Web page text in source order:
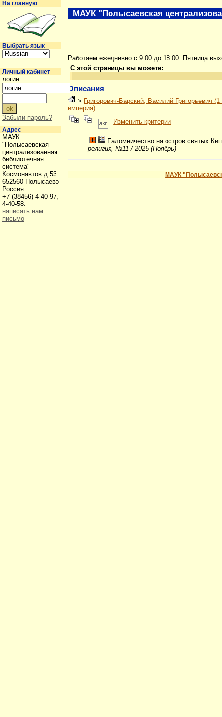
Работаем ежедневно с 9:00 до 18:00. Пятница
С этой страницы вы можете:
Описания
> Григорович-Барский, Василий Григорьевич
империя)
Изменить критерии
Паломничество на остров святых
религия, №11 / 2025 (Ноябрь)
МАУК
МАУК "Полысаевская
На главную
Выбрать язык
Личный кабинет
логин
Забыли пароль?
Адрес
МАУК
"Полысаевская
централизованная
библиотечная
система"
Космонавтов д.53
652560 Полысаево
Россия
+7 (38456) 4-40-97,
4-40-58.
написать нам
письмо